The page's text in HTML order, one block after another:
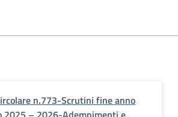
n.773-Scrutini fine anno